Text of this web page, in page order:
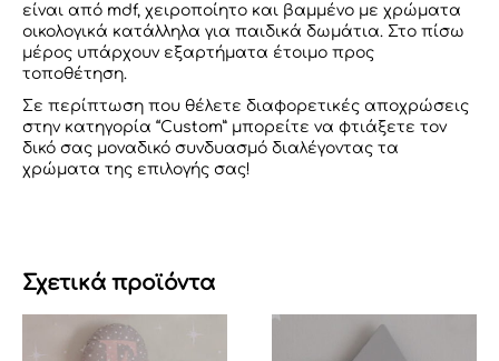
είναι από mdf, χειροποίητο και βαμμένο με χρώματα
οικολογικά κατάλληλα για παιδικά δωμάτια. Στο πίσω
μέρος υπάρχουν εξαρτήματα έτοιμο προς
τοποθέτηση.
Σε περίπτωση που θέλετε διαφορετικές αποχρώσεις
στην κατηγορία “Custom” μπορείτε να φτιάξετε τον
δικό σας μοναδικό συνδυασμό διαλέγοντας τα
χρώματα της επιλογής σας!
Σχετικά προϊόντα